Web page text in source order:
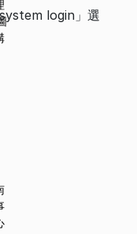
login」選